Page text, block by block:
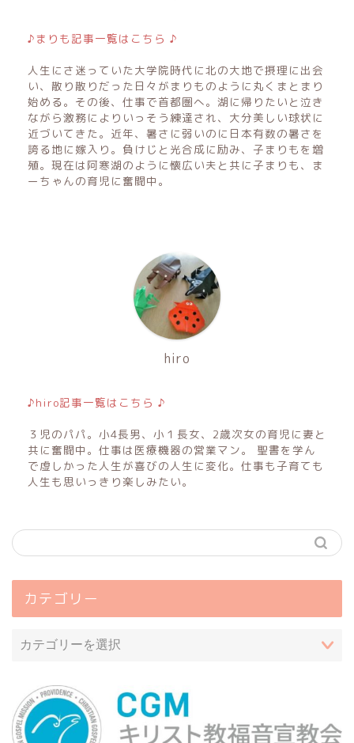
♪まりも記事一覧はこちら ♪
人生にさ迷っていた大学院時代に北の大地で摂理に出会
い、散り散りだった日々がまりものように丸くまとまり
始める。その後、仕事で首都圏へ。湖に帰りたいと泣き
ながら激務によりいっそう練達され、大分美しい球状に
近づいてきた。近年、暑さに弱いのに日本有数の暑さを
誇る地に嫁入り。負けじと光合成に励み、子まりもを増
殖。現在は阿寒湖のように懐広い夫と共に子まりも、ま
ーちゃんの育児に奮闘中。
hiro
♪hiro記事一覧はこちら ♪
３児のパパ。小4長男、小１長女、2歳次女の育児に妻と
共に奮闘中。仕事は医療機器の営業マン。 聖書を学ん
で虚しかった人生が喜びの人生に変化。仕事も子育ても
人生も思いっきり楽しみたい。
カテゴリー